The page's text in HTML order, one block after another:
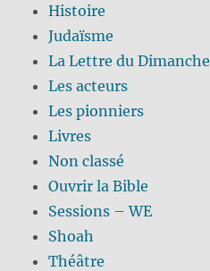
Histoire
Judaïsme
La Lettre du Dimanche
Les acteurs
Les pionniers
Livres
Non classé
Ouvrir la Bible
Sessions – WE
Shoah
Théâtre